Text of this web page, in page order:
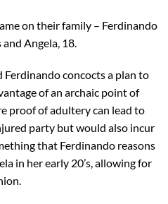
on their family – Ferdinando
Angela, 18.
concocts a plan to
of an archaic point of
proof of adultery can lead to
party but would also incur
that Ferdinando reasons
in her early 20’s, allowing for